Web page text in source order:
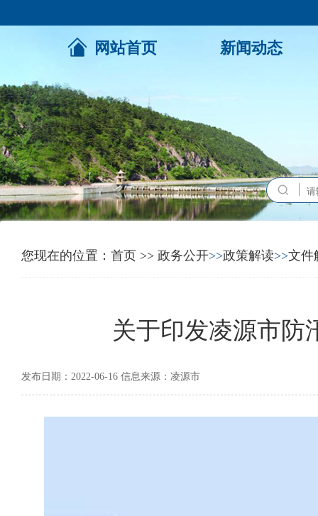
网站首页 新闻动态
您现在的位置： 首页 >> 政务公开>>政策解读>>文件
关于印发凌源市防
发布日期：2022-06-16 信息来源：凌源市